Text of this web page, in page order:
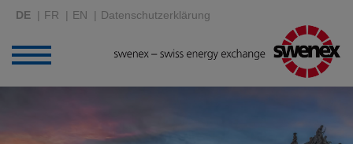
DE FR EN Datenschutzerklärung